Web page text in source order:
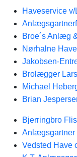
Haveservice
Broe´s Anlæg
Nørhalne
Jakobsen-
Brolægger
Michael
Brian
Bjerringbro
Anlægsgartner
Vedsted Have